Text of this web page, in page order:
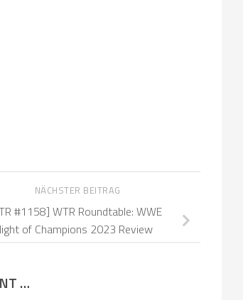
NÄCHSTER BEITRAG
#1158] WTR Roundtable: WWE
of Champions 2023 Review
…